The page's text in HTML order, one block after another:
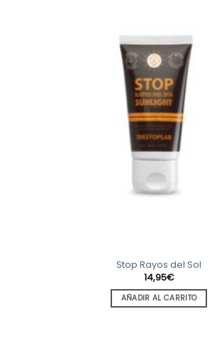
Stop Rayos del Sol
14,95€
AÑADIR AL CARRITO